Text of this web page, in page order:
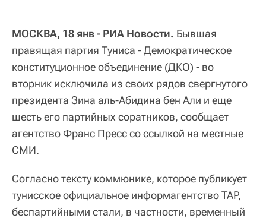
МОСКВА, 18 янв - РИА Новости. Бывшая
правящая партия Туниса - Демократическое
конституционное объединение (ДКО) - во
вторник исключила из своих рядов свергнутого
президента Зина аль-Абидина бен Али и еще
шесть его партийных соратников, сообщает
агентство Франс Пресс со ссылкой на местные
СМИ.
Согласно тексту коммюнике, которое публикует
тунисское официальное информагентство TAP,
беспартийными стали, в частности, временный